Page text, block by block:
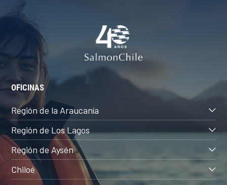
OFICINAS
Región de la Araucanía
Región de Los Lagos
Región de Aysén
Chiloé